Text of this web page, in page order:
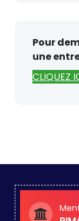
Pour
une
CLIQUEZ